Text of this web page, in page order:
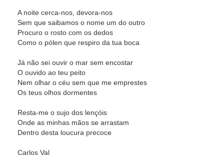
A noite cerca-nos, devora-nos
Sem que saibamos o nome um do outro
Procuro o rosto com os dedos
Como o pólen que respiro da tua boca
Já não sei ouvir o mar sem encostar
O ouvido ao teu peito
Nem olhar o céu sem que me emprestes
Os teus olhos dormentes
Resta-me o sujo dos lençóis
Onde as minhas mãos se arrastam
Dentro desta loucura precoce
Carlos Val